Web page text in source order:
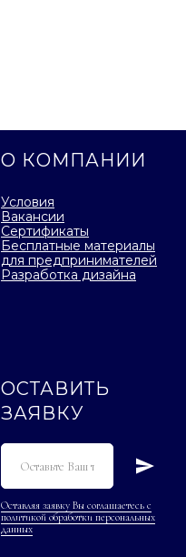
О КОМПАНИИ
Условия
Вакансии
Сертификаты
Бесплатные материалы
для предпринимателей
Разработка дизайна
ОСТАВИТЬ
ЗАЯВКУ
Оставляя заявку Вы соглашаетесь с
политикой обработки персональных
данных